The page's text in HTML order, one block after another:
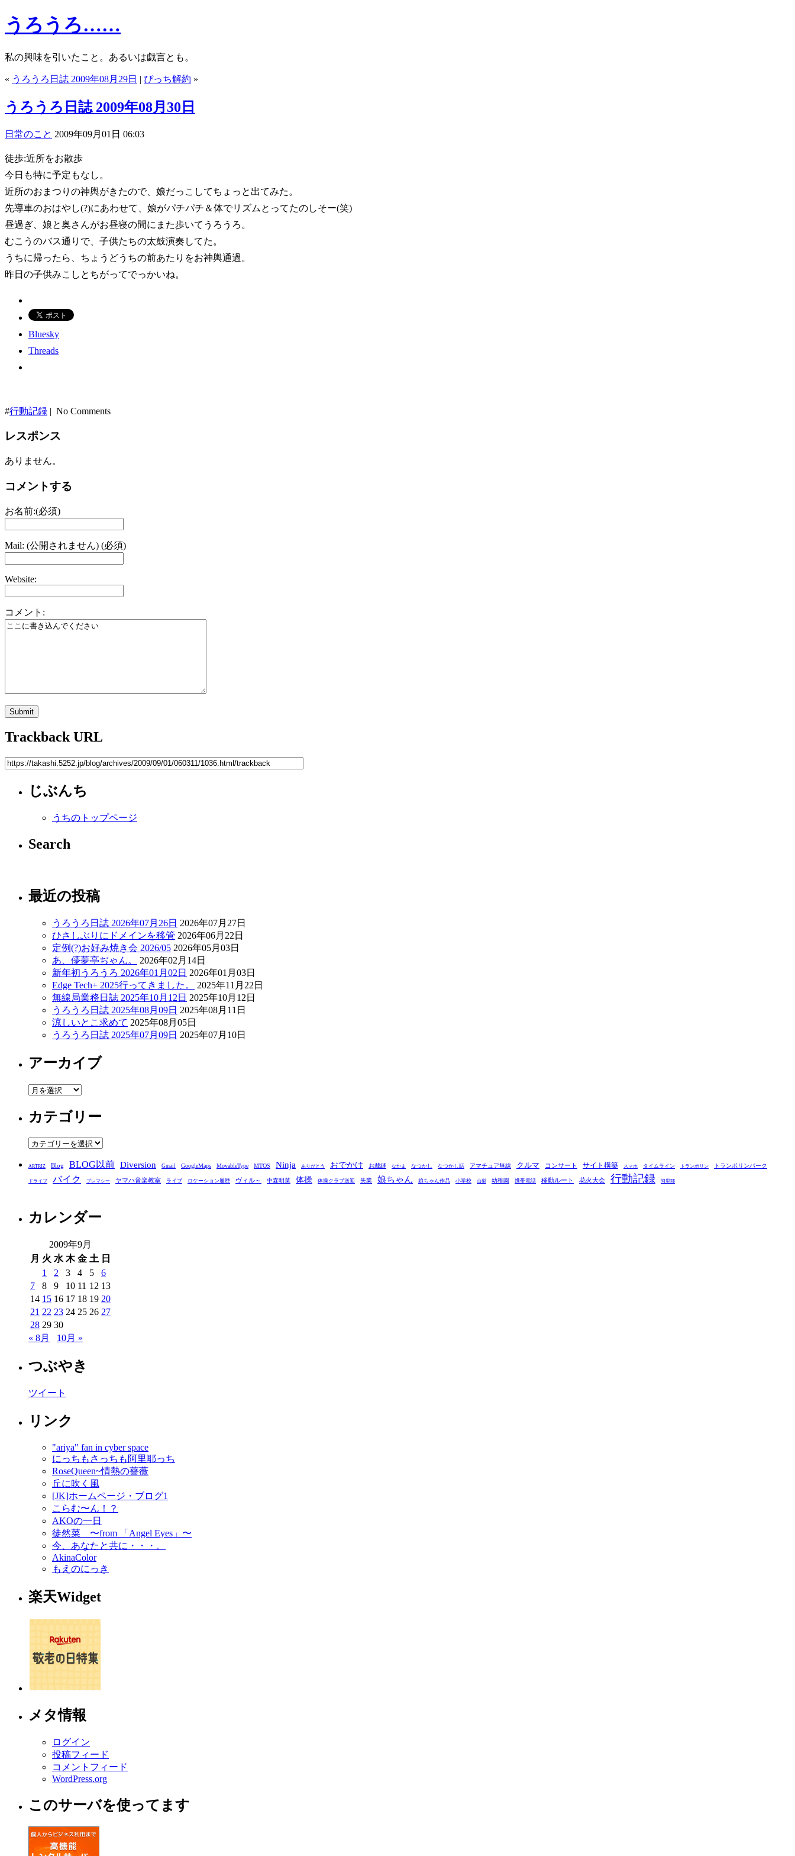
うろうろ……
私の興味を引いたこと。あるいは戯言とも。
« うろうろ日誌 2009年08月29日 | ぴっち解約 »
うろうろ日誌 2009年08月30日
日常のこと 2009年09月01日 06:03
徒歩:近所をお散歩
今日も特に予定もなし。
近所のおまつりの神輿がきたので、娘だっこしてちょっと出てみた。
先導車のおはやし(?)にあわせて、娘がパチパチ＆体でリズムとってたのしそー(笑)
昼過ぎ、娘と奥さんがお昼寝の間にまた歩いてうろうろ。
むこうのバス通りで、子供たちの太鼓演奏してた。
うちに帰ったら、ちょうどうちの前あたりをお神輿通過。
昨日の子供みこしとちがってでっかいね。
Bluesky
Threads
#行動記録 | No Comments
レスポンス
ありません。
コメントする
お名前:(必須)
Mail: (公開されません) (必須)
Website:
コメント:
Trackback URL
じぶんち
うちのトップページ
Search
最近の投稿
うろうろ日誌 2026年07月26日 2026年07月27日
ひさしぶりにドメインを移管 2026年06月22日
定例(?)お好み焼き会 2026/05 2026年05月03日
あ、儚夢亭ぢゃん。
2026年02月14日
新年初うろうろ 2026年01月02日 2026年01月03日
Edge Tech+ 2025行ってきました。
2025年11月22日
無線局業務日誌 2025年10月12日 2025年10月12日
うろうろ日誌 2025年08月09日 2025年08月11日
涼しいとこ求めて 2025年08月05日
うろうろ日誌 2025年07月09日 2025年07月10日
アーカイブ
ア
カ
イ
ブ
カテゴリー
カ
ゴ
リ
ARTRIZ Blog BLOG以前 Diversion Gmail GoogleMaps MovableType MTOS Ninja ありがとう おでかけ お裁縫 なかま なつかし なつかし話 アマチュア無線 クルマ コンサート サイト構築 スマホ タイムライン トランポリン トランポリンパーク
ドライブ バイク プレマシー ヤマハ音楽教室 ライブ ロケーション履歴 ヴィル～ 中森明菜 体操 体操クラブ送迎 失業 娘ちゃん 娘ちゃん作品 小学校 山梨 幼稚園 携帯電話 移動ルート 花火大会 行動記録 阿里耶
カレンダー
2009年9月
月 火 水 木 金 土 日
1
2 3 4 5
6
7
8 9 10 11 12 13
14 15 16 17 18 19 20
21 22 23 24 25 26 27
28 29 30
« 8月
10月 »
つぶやき
ツイート
リンク
"ariya" fan in cyber space
にっちもさっちも阿里耶っち
RoseQueen~情熱の薔薇
丘に吹く風
[JK]ホームページ・ブログ1
こらむ〜ん！？
AKOの一日
徒然菜 〜from 「Angel Eyes」〜
今、あなたと共に・・・。
AkinaColor
もえのにっき
楽天Widget
メタ情報
ログイン
投稿フィード
コメントフィード
WordPress.org
このサーバを使ってます